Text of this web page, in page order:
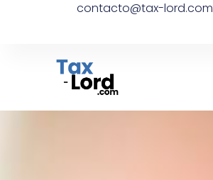
contacto@tax-lord.com